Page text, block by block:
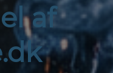
af